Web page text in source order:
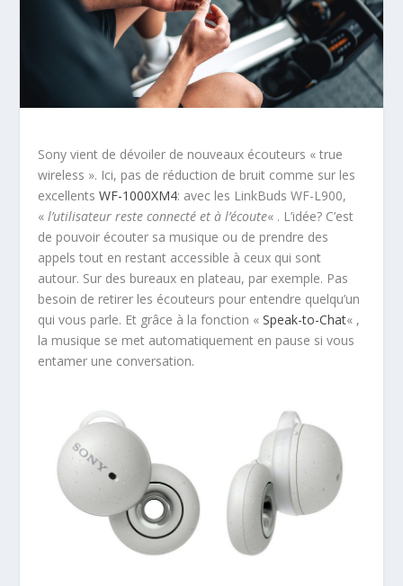
Sony vient de dévoiler de nouveaux écouteurs « true
wireless ». Ici, pas de réduction de bruit comme sur les
excellentsWF-1000XM4: avec les LinkBuds WF-L900,
«l’utilisateur reste connecté et à l’écoute« . L’idée? C’est
de pouvoir écouter sa musique ou de prendre des
appels tout en restant accessible à ceux qui sont
autour. Sur des bureaux en plateau, par exemple. Pas
besoin de retirer les écouteurs pour entendre quelqu’un
qui vous parle. Et grâce à la fonction «Speak-to-Chat« ,
la musique se met automatiquement en pause si vous
entamer une conversation.